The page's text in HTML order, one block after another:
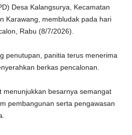
Desa Kalangsurya, Kecamatan
Karawang, membludak pada hari
Rabu (8/7/2026).
penutupan, panitia terus menerima
berkas pencalonan.
menunjukkan besarnya semangat
pembangunan serta pengawasan